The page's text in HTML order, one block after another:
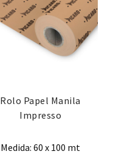
Rolo Papel Manila
Impresso
Medida: 60 x 100 mt